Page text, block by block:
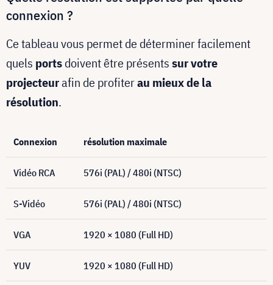
connexion ?
Ce tableau vous permet de déterminer facilement
quels portsdoivent être présentssur votre
projecteurafin de profiterau mieux de la
résolution.
Connexion résolution maximale
Vidéo RCA 576i (PAL) / 480i (NTSC)
S-Vidéo 576i (PAL) / 480i (NTSC)
VGA 1920 × 1080 (Full HD)
YUV 1920 × 1080 (Full HD)